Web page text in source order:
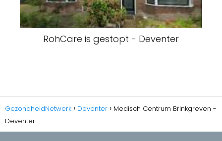
RohCare is gestopt - Deventer
GezondheidNetwerk Deventer
Medisch Centrum Brinkgreven -
Deventer